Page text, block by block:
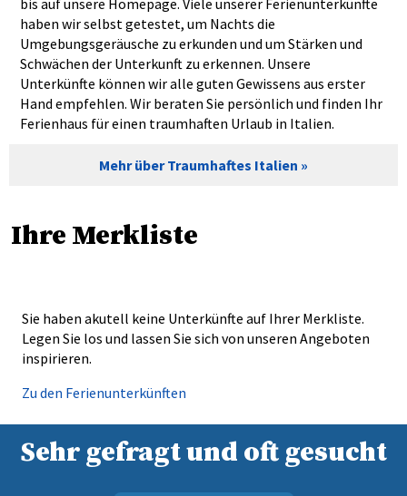
haben wir selbst getestet, um Nachts die
Umgebungsgeräusche zu erkunden und um Stärken und
Schwächen der Unterkunft zu erkennen. Unsere
Unterkünfte können wir alle guten Gewissens aus erster
Hand empfehlen. Wir beraten Sie persönlich und finden Ihr
Ferienhaus für einen traumhaften Urlaub in Italien.
Mehr über Traumhaftes Italien
Ihre Merkliste
Sie haben akutell keine Unterkünfte auf Ihrer Merkliste.
Legen Sie los und lassen Sie sich von unseren Angeboten
inspirieren.
Zu den Ferienunterkünften
Sehr gefragt und oft gesucht